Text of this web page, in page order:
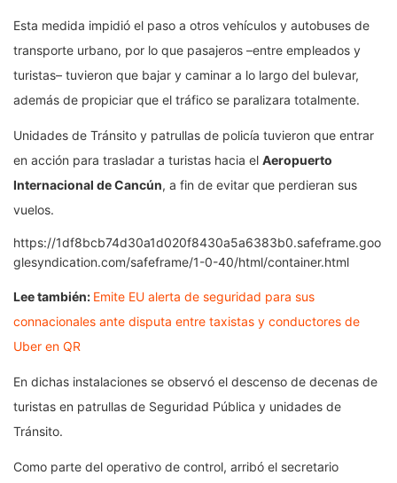
Esta medida impidió el paso a otros vehículos y autobuses de
transporte urbano, por lo que pasajeros –entre empleados y
turistas– tuvieron que bajar y caminar a lo largo del bulevar,
además de propiciar que el tráfico se paralizara totalmente.
Unidades de Tránsito y patrullas de policía tuvieron que entrar
en acción para trasladar a turistas hacia el Aeropuerto
Internacional de Cancún, a fin de evitar que perdieran sus
vuelos.
https://1df8bcb74d30a1d020f8430a5a6383b0.safeframe.goo
glesyndication.com/safeframe/1-0-40/html/container.html
Lee también: Emite EU alerta de seguridad para sus
connacionales ante disputa entre taxistas y conductores de
Uber en QR
En dichas instalaciones se observó el descenso de decenas de
turistas en patrullas de Seguridad Pública y unidades de
Tránsito.
Como parte del operativo de control, arribó el secretario